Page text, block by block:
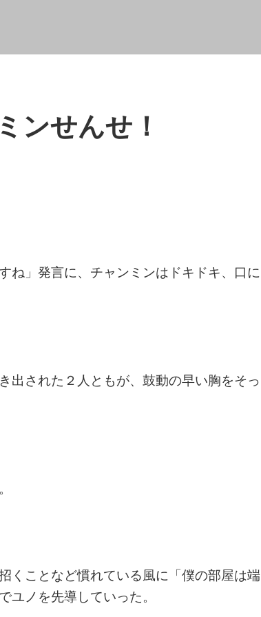
ンせんせ！
ね」発言に、チャンミンはドキドキ、口に
出された２人ともが、鼓動の早い胸をそっ
くことなど慣れている風に「僕の部屋は端
ユノを先導していった。